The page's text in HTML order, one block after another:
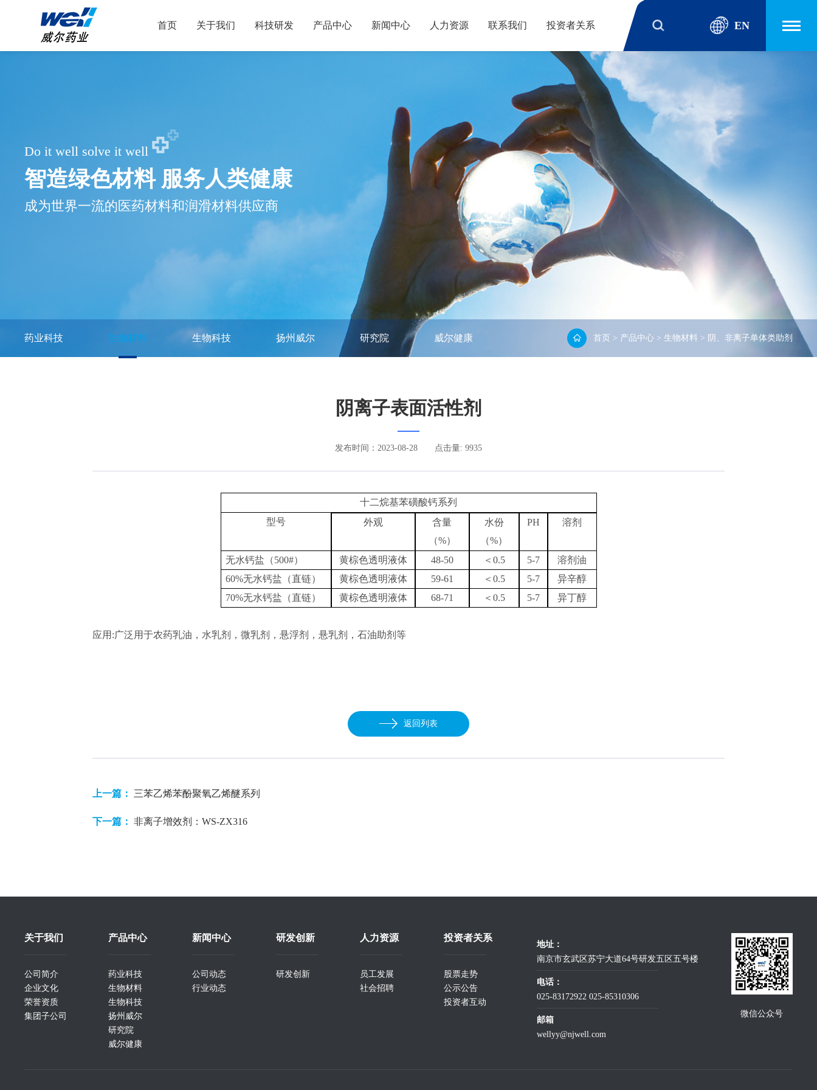
EN
首页 关于我们 科技研发 产品中心 新闻中心 人力资源 联系我们 投资者关系
Do it well solve it well
智造绿色材料 服务人类健康
成为世界一流的医药材料和润滑材料供应商
药业科技 生物材料 生物科技 扬州威尔 研究院 威尔健康 首页 > 产品中心> 生物材料> 阴、非离子单体类助剂
阴离子表面活性剂
发布时间：2023-08-28 点击量: 9935
十二烷基苯磺酸钙系列
型号
外观
含量
（%）
水份
（%）
PH 溶剂
无水钙盐（500#） 黄棕色透明液体 48-50 ＜ 0.5 5-7
溶剂油
60%无水钙盐（直链）
黄棕色透明液体 59-61 ＜ 0.5 5-7
异辛醇
70%无水钙盐（直链）
黄棕色透明液体 68-71 ＜ 0.5 5-7 异丁醇
应用:广泛用于农药乳油，水乳剂，微乳剂，悬浮剂，悬乳剂，石油助剂等
返回列表
上一篇： 三苯乙烯苯酚聚氧乙烯醚系列
下一篇： 非离子增效剂：WS-ZX316
关于我们
公司简介
企业文化
荣誉资质
集团子公司
产品中心
药业科技
生物材料
生物科技
扬州威尔
研究院
威尔健康
新闻中心
公司动态
行业动态
研发创新
研发创新
人力资源
员工发展
社会招聘
投资者关系
股票走势
公示公告
投资者互动
微信公众号
地址：
南京市玄武区苏宁大道64号研发五区五号楼
电话：
025-83172922 025-85310306
邮箱
wellyy@njwell.com